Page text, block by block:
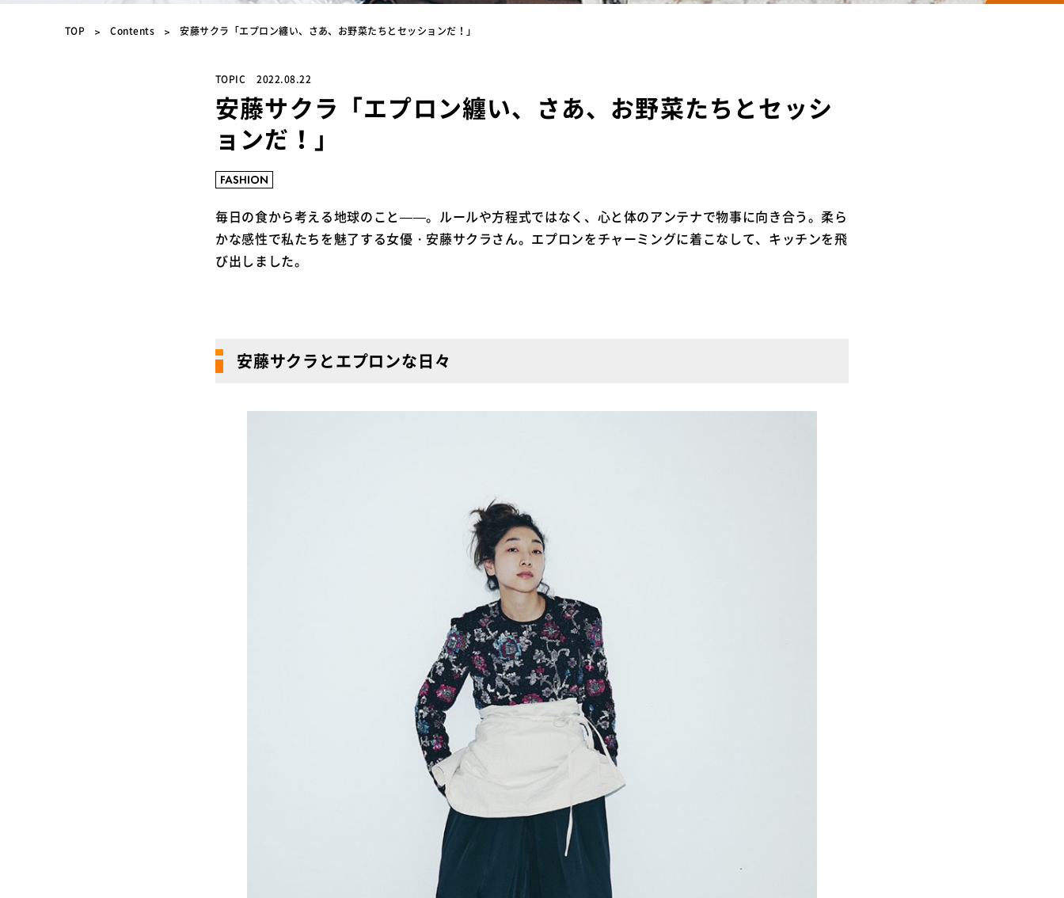
TOP Contents 安藤サクラ「エプロン纏い、さあ、お野菜たちとセッションだ！」
TOPIC 2022.08.22
安藤サクラ「エプロン纏い、さあ、お野菜たちとセッシ
ョンだ！」
毎日の食から考える地球のこと――。ルールや方程式ではなく、心と体のアンテナで物事に向き合う。柔ら
かな感性で私たちを魅了する女優・安藤サクラさん。エプロンをチャーミングに着こなして、キッチンを飛
び出しました。
安藤サクラとエプロンな日々